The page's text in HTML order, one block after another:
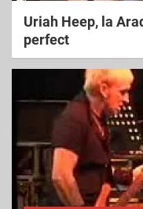
Uriah Heep, la
perfect